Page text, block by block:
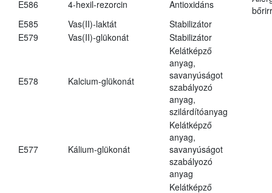
E586
4-hexil-rezorcin Antioxidáns
E585
Vas(II)-laktát
Stabilizátor
E579
Vas(II)-glükonát Stabilizátor
E578 Kalcium-glükonát
Kelátképző
anyag,
savanyúságot
szabályozó
anyag,
szilárdítóanyag
E577 Kálium-glükonát
Kelátképző
anyag,
savanyúságot
szabályozó
anyag
Kelátképző